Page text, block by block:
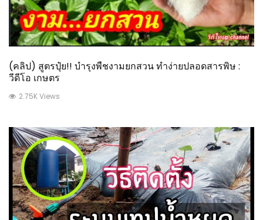
(คลิป) สูตรปุ๋ย!! บำรุงพืชงามยกสวน ทำง่ายปลอดสารพิษ :
วีดีโอ เกษตร
2.75K Views